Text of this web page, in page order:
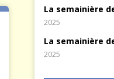
La semainière
2025
La semainière
2025